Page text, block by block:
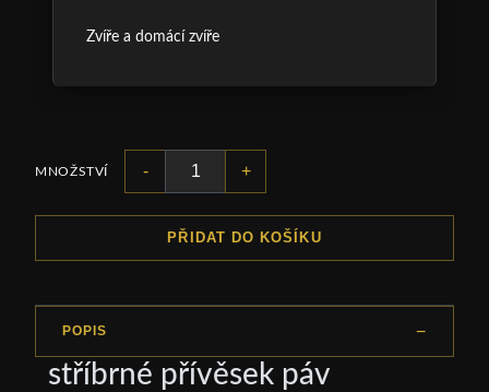
Zvíře a domácí zvíře
MNOŽSTVÍ - +
PŘIDAT DO KOŠÍKU
POPIS
stříbrné přívěsek páv